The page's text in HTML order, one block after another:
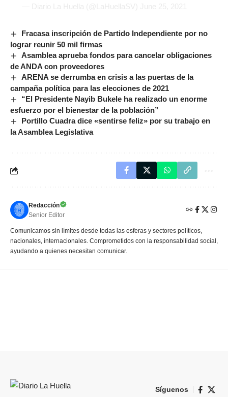
Fracasa inscripción de Partido Independiente por no
lograr reunir 50 mil firmas
Asamblea aprueba fondos para cancelar obligaciones
de ANDA con proveedores
ARENA se derrumba en crisis a las puertas de la
campaña política para las elecciones de 2021
“El Presidente Nayib Bukele ha realizado un enorme
esfuerzo por el bienestar de la población”
Portillo Cuadra dice «sentirse feliz» por su trabajo en
la Asamblea Legislativa
Redacción
Senior Editor
Comunicamos sin límites desde todas las esferas y sectores políticos,
nacionales, internacionales. Comprometidos con la responsabilidad social,
ayudando a quienes necesitan comunicar.
Síguenos